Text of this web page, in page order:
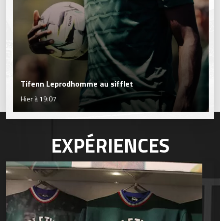
Tifenn Leprodhomme au sifflet
Hier à 19:07
EXPÉRIENCES